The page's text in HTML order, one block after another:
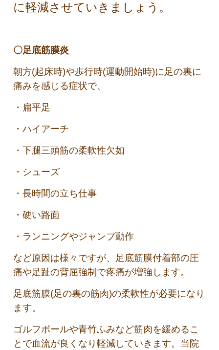
に軽減させていきましょう。
〇足底筋膜炎
朝方(起床時)や歩行時(運動開始時)に足の裏に
痛みを感じる症状で、
・扁平足
・ハイアーチ
・下腿三頭筋の柔軟性欠如
・シューズ
・長時間の立ち仕事
・硬い路面
・ランニングやジャンプ動作
など原因は様々ですが、足底筋膜付着部の圧
痛や足趾の背屈強制で疼痛が増強します。
足底筋膜(足の裏の筋肉)の柔軟性が必要になり
ます。
ゴルフボールや青竹ふみなど筋肉を緩めるこ
とで血流が良くなり軽減していきます。当院